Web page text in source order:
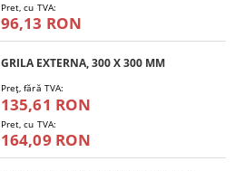
Pret, cu TVA:
96,13 RON
GRILA EXTERNA, 300 X 300 MM
Preţ, fără TVA:
135,61 RON
Pret, cu TVA:
164,09 RON